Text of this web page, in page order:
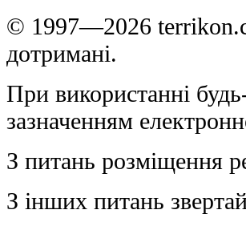
© 1997—2026
дотримані.
При використанні
зазначенням
З питань розміщення
З інших питань